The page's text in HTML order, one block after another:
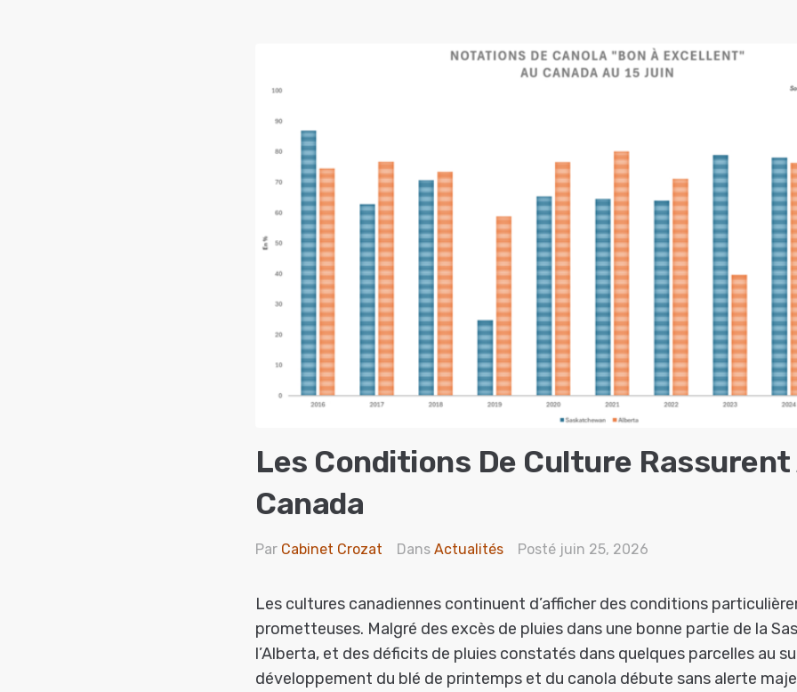
Les Conditions De Culture Rassurent
Canada
Par Cabinet Crozat Dans Actualités Posté juin 25, 2026
Les cultures canadiennes continuent d’afficher des conditions
prometteuses. Malgré des excès de pluies dans une bonne partie de la
l’Alberta, et des déficits de pluies constatés dans quelques parcelles au
développement du blé de printemps et du canola débute sans alerte